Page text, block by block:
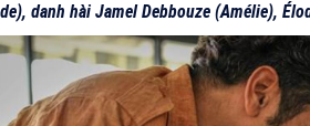
danh hài Jamel Debbouze (Amélie),